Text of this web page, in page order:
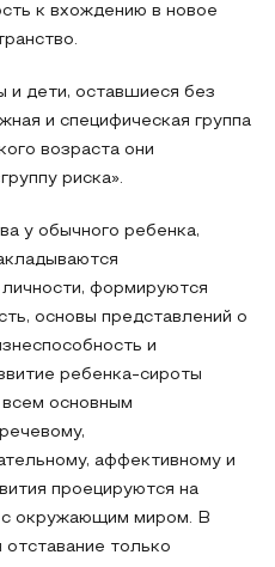
к вхождению в новое
и дети, оставшиеся без
и специфическая группа
возраста они
риска».
у обычного ребенка,
формируются
основы представлений о
и
ребенка-сироты
основным
аффективному и
проецируются на
с окружающим миром. В
только